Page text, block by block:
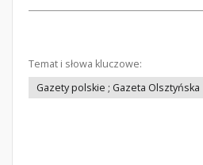
Temat i słowa kluczowe:
Gazety polskie ; Gazeta Olsztyńska